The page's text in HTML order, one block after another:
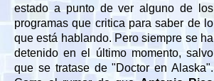
estado a punto de ver alguno de los
programas que critica para saber de lo
que está hablando. Pero siempre se ha
detenido en el último momento, salvo
que se tratase de "Doctor en Alaska".